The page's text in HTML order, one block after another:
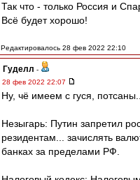
Так что - только Россия и
Всё будет хорошо!
Редактировалось 28 фев 2022 22:10
Гуделл -
28 фев 2022 22:07
Ну, чё имеем с гуся, потсаны...
Незыгарь: Путин запретил
резидентам... зачислять
банках за пределами РФ.